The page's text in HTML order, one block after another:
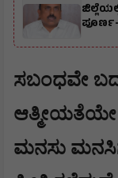
ಸಬಂಧವೇ
ಮನಸು